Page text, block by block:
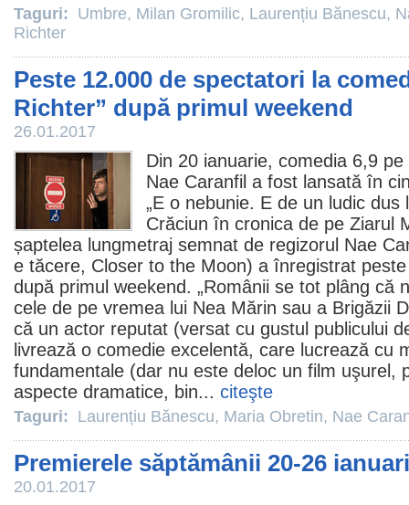
Taguri: Umbre, Milan Gromilic, Laurențiu Bănescu,
Richter
Peste 12.000 de spectatori la
Richter” după primul weekend
26.01.2017
Din 20 ianuarie, comedia 6,9 pe
Nae Caranfil a fost lansată în
„E o nebunie. E de un ludic dus
Crăciun în cronica de pe Ziarul
șaptelea lungmetraj semnat de regizorul Nae
e tăcere, Closer to the Moon) a înregistrat
după primul weekend. „Românii se tot plâng că
cele de pe vremea lui Nea Mărin sau a Brigăzii
că un actor reputat (versat cu gustul publicului
livrează o comedie excelentă, care lucrează cu
fundamentale (dar nu este deloc un film uşurel,
aspecte dramatice, bin... citeşte
Taguri: Laurențiu Bănescu, Maria Obretin, Nae
Premierele săptămânii 20-26
20.01.2017